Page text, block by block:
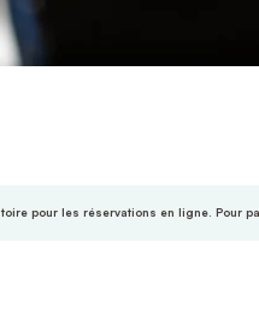
pour les réservations en ligne. Pour